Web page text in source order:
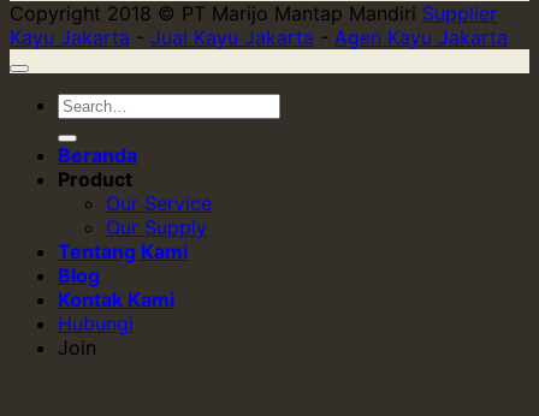
Copyright 2018 © PT Marijo Mantap Mandiri Supplier
Kayu Jakarta - Jual Kayu Jakarta - Agen Kayu Jakarta
Beranda
Product
Our Service
Our Supply
Tentang Kami
Blog
Kontak Kami
Hubungi
Join